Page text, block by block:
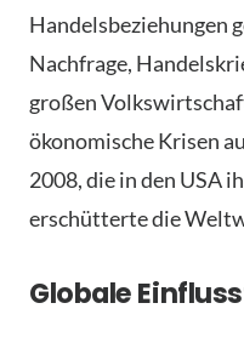
Handelsbeziehungen
Nachfrage,
großen
ökonomische Krisen
2008, die in den USA
erschütterte die
Globale